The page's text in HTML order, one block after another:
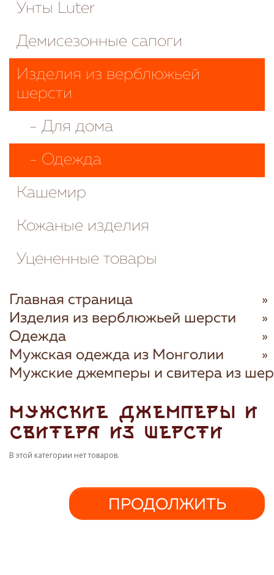
Унты Luter
Демисезонные сапоги
Изделия из верблюжьей
шерсти
- Для дома
- Одежда
Кашемир
Кожаные изделия
Уцененные товары
Главная страница
Изделия из верблюжьей шерсти
Одежда
Мужская одежда из Монголии
Мужские джемперы и свитера из
МУЖСКИЕ ДЖЕМПЕРЫ И
СВИТЕРА ИЗ ШЕРСТИ
В этой категории нет товаров.
ПРОДОЛЖИТЬ